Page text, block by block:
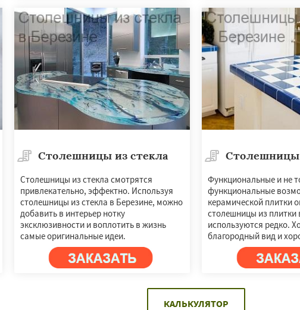
Столешницы из стекла
Столешницы из стекла смотрятся
привлекательно, эффектно. Используя
столешницы из стекла в Березине, можно
добавить в интерьер нотку
эксклюзивности и воплотить в жизнь
самые оригинальные идеи.
Столешницы
Функциональные и не
функциональные
керамической плитки
столешницы из плитки
используются редко.
благородный вид и
КАЛЬКУЛЯТОР